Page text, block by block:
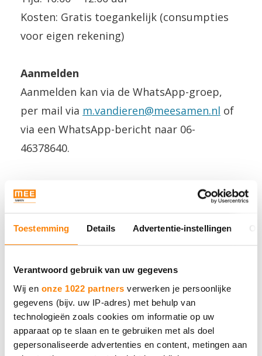
Toestemming Details Advertentie-instellingen
Verantwoord gebruik van uw gegevens
Wij en onze 1022 partners verwerken je persoonlijke
gegevens (bijv. uw IP-adres) met behulp van
technologieën zoals cookies om informatie op uw
apparaat op te slaan en te gebruiken met als doel
gepersonaliseerde advertenties en content, metingen aan
Neem contact met ons op.
Bel 088 - 633 0633
Kosten: Gratis toegankelijk (consumpties
voor eigen rekening)
Aanmelden
Aanmelden kan via de WhatsApp-groep,
per mail via m.vandieren@meesamen.nl of
via een WhatsApp-bericht naar 06-
46378640.